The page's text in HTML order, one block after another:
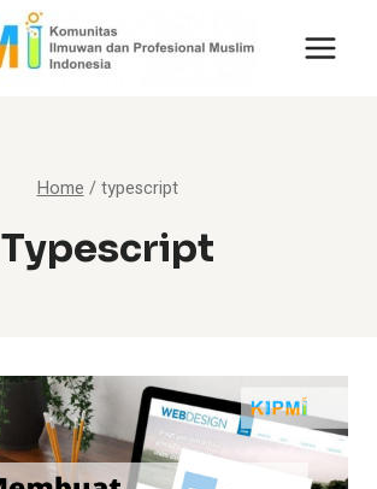
Home / typescript
Typescript